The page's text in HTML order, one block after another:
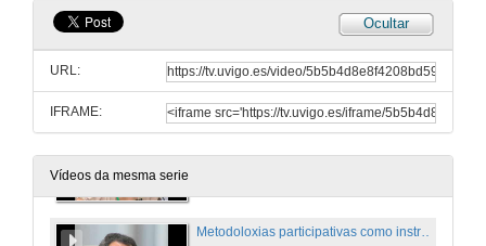
Ocultar
URL:
IFRAME:
Vídeos da mesma serie
Construíndo a cidadanía alimentaria: premisas teóricas e prácticas sociais
26 de xuño de 2014
Metodoloxías participativas para procesos de Desenvolvemento Rural Agroecológico. Caso de estudo: Granada
Metodoloxias participativas como instrumento de efetividade organizacional: o caso da Associação de Desenvolvimento Comunitário de Pumba II, Cruz das Almas, Bahia – Brasil